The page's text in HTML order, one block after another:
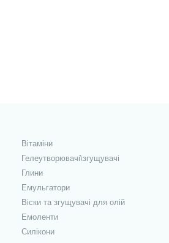
Вітаміни
Гелеутворювачі\згущувачі
Глини
Емульгатори
Віски та згущувачі для олій
Емоленти
Силікони